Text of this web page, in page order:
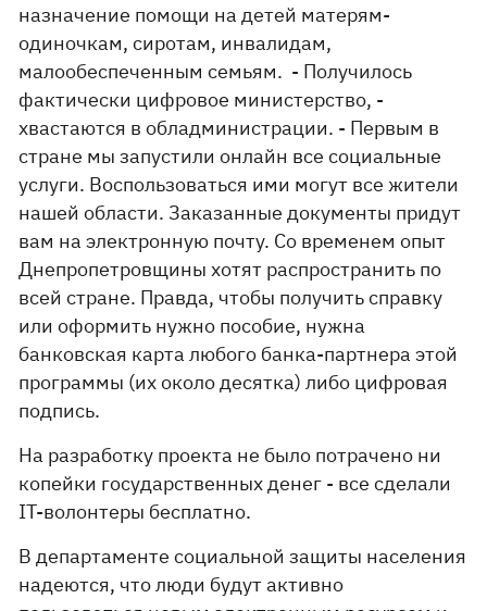
назначение помощи на детей матерям-
одиночкам, сиротам, инвалидам,
малообеспеченным семьям. - Получилось
фактически цифровое министерство, -
хвастаются в обладминистрации. - Первым в
стране мы запустили онлайн все социальные
услуги. Воспользоваться ими могут все жители
нашей области. Заказанные документы придут
вам на электронную почту. Со временем опыт
Днепропетровщины хотят распространить по
всей стране. Правда, чтобы получить справку
или оформить нужно пособие, нужна
банковская карта любого банка-партнера этой
программы (их около десятка) либо цифровая
подпись.
На разработку проекта не было потрачено ни
копейки государственных денег - все сделали
IT-волонтеры бесплатно.
В департаменте социальной защиты населения
надеются, что люди будут активно